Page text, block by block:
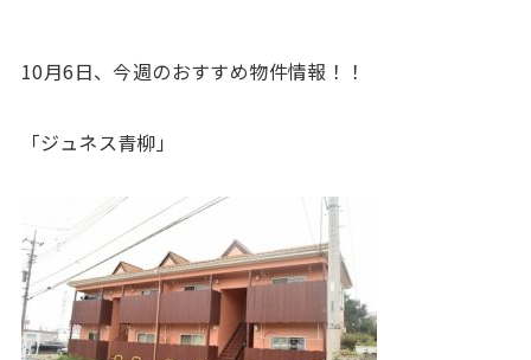
10月6日、今週のおすすめ物件情報！！
「ジュネス青柳」